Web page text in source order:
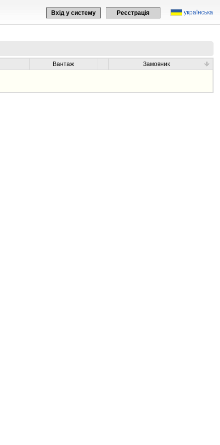
українська
Вхід у систему Реєстрація
Вантаж
Замовник